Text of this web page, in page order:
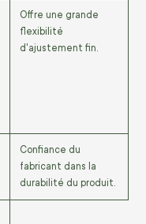
Offre une grande
flexibilité
d'ajustement fin.
Confiance du
fabricant dans la
durabilité du produit.